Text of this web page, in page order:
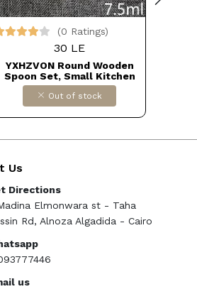
(0 Ratings)
30 LE
YXHZVON Round Wooden
Spoon Set, Small Kitchen
Spoons, Wooden Cooking
Spoons, Small Seasoning
Spoons, Salt Spoons for Jam,
Coffee, Tea (6.8 x 2.4
import كود B0BKSQWKZ3
Out of stock
Us
Directions
Elmonwara st - Taha
Rd, Alnoza Algadida - Cairo
us